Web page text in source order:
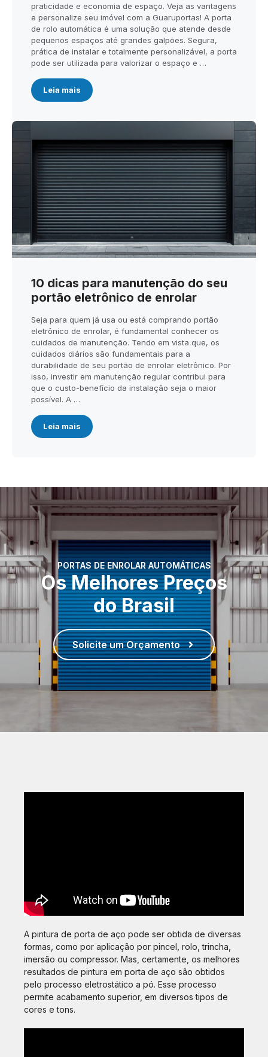
praticidade e economia de espaço. Veja as vantagens
e personalize seu imóvel com a Guaruportas! A porta
de rolo automática é uma solução que atende desde
pequenos espaços até grandes galpões. Segura,
prática de instalar e totalmente personalizável, a porta
pode ser utilizada para valorizar o espaço e …
Leia mais
10 dicas para manutenção do seu
portão eletrônico de enrolar
Seja para quem já usa ou está comprando portão
eletrônico de enrolar, é fundamental conhecer os
cuidados de manutenção. Tendo em vista que, os
cuidados diários são fundamentais para a
durabilidade de seu portão de enrolar eletrônico. Por
isso, investir em manutenção regular contribui para
que o custo-benefício da instalação seja o maior
possível. A …
Leia mais
PORTAS DE ENROLAR AUTOMÁTICAS
Os Melhores Preços
do Brasil
Solicite um Orçamento
A pintura de porta de aço pode ser obtida de diversas
formas, como por aplicação por pincel, rolo, trincha,
imersão ou compressor. Mas, certamente, os melhores
resultados de pintura em porta de aço são obtidos
pelo processo eletrostático a pó. Esse processo
permite acabamento superior, em diversos tipos de
cores e tons.